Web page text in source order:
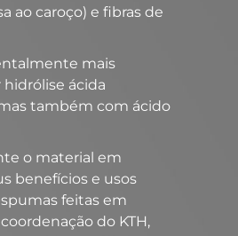
ao caroço) e fibras de
mais
ácida
também com ácido
o material em
benefícios e usos
feitas em
do KTH,